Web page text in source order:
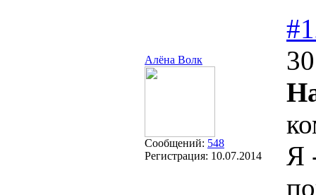
Алёна Волк
Сообщений: 548
Регистрация: 10.07.2014
Я